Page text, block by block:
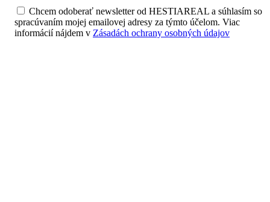
Chcem odoberať newsletter od HESTIAREAL a súhlasím so
spracúvaním mojej emailovej adresy za týmto účelom. Viac
informácií nájdem v Zásadách ochrany osobných údajov